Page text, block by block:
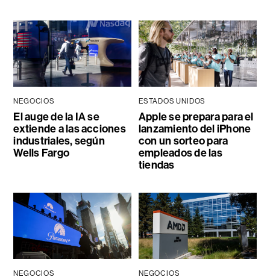
NEGOCIOS
El auge de la IA se
extiende a las acciones
industriales, según
Wells Fargo
ESTADOS UNIDOS
Apple se prepara para el
lanzamiento del iPhone
con un sorteo para
empleados de las
tiendas
NEGOCIOS NEGOCIOS